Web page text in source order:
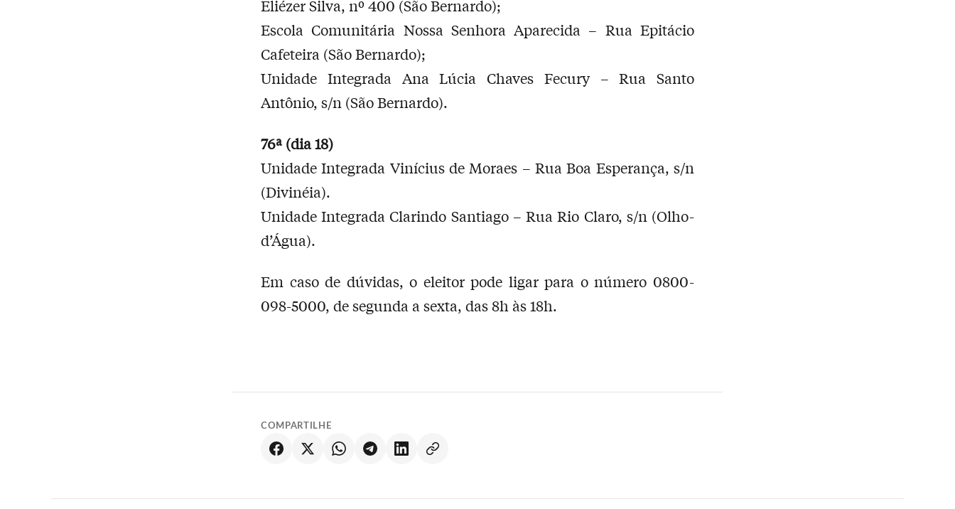
Eliézer Silva, nº 400 (São Bernardo);
Escola Comunitária Nossa Senhora Aparecida – Rua Epitácio
Cafeteira (São Bernardo);
Unidade Integrada Ana Lúcia Chaves Fecury – Rua Santo
Antônio, s/n (São Bernardo).
76ª (dia 18)
Unidade Integrada Vinícius de Moraes – Rua Boa Esperança, s/n
(Divinéia).
Unidade Integrada Clarindo Santiago – Rua Rio Claro, s/n (Olho-
d’Água).
Em caso de dúvidas, o eleitor pode ligar para o número 0800-
098-5000, de segunda a sexta, das 8h às 18h.
COMPARTILHE